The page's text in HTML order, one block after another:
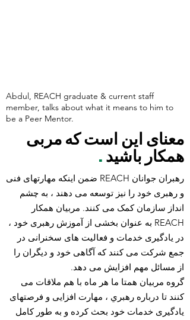
Abdul, REACH graduate & current staff
member, talks about what it means to him to
be a Peer Mentor.
معنای این است که مربی
همکار باشید.
رهبران جوانان REACH ضمن اینکه مهارتهای فنی
و رهبری خود را نیز توسعه می دهند ، به چشم
انداز سازمان کمک می کنند. مربیان همکار
REACH به عنوان بخشی از آموزش رهبری خود ،
در یادگیری خدمات و فعالیت های سخنرانی در
جمع شرکت می کنند که آگاهی خود و دیگران را
از مسائل مهم افزایش می دهد.
گروه مربیان همتا ما هر ماه با هم ملاقات می
كنند تا درباره رهبري ، مهارت افزايی و فرصتهای
يادگيری خدمات خود بحث كرده و به طور كامل